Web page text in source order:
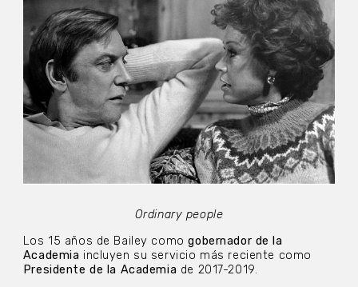
Ordinary people
Los 15 años de Bailey como gobernador de la
Academia incluyen su servicio más reciente como
Presidente de la Academia de 2017-2019.